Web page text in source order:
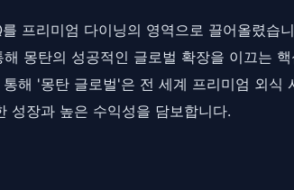
프리미엄 다이닝의 영역으로 끌어올렸습
몽탄의 성공적인 글로벌 확장을 이끄는
해 '몽탄 글로벌'은 전 세계 프리미엄 외식
성장과 높은 수익성을 담보합니다.